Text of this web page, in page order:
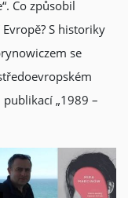
Co způsobil
S historiky
se
„1989 –